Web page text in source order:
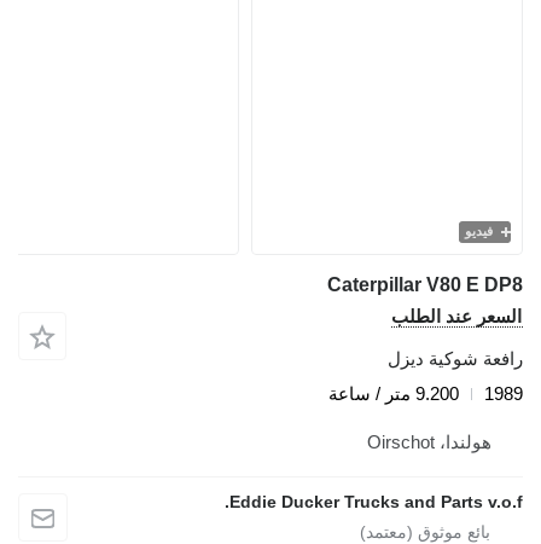
فيديو
Caterpillar V80 E DP8
السعر عند الطلب
رافعة شوكية ديزل
1989
9.200 متر / ساعة
هولندا، Oirschot
Eddie Ducker Trucks and Parts v.o.f.